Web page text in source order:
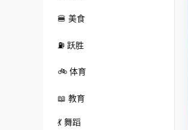
🍔 美食
⛽ 跃胜
🚲 体育
📖 教育
💃 舞蹈